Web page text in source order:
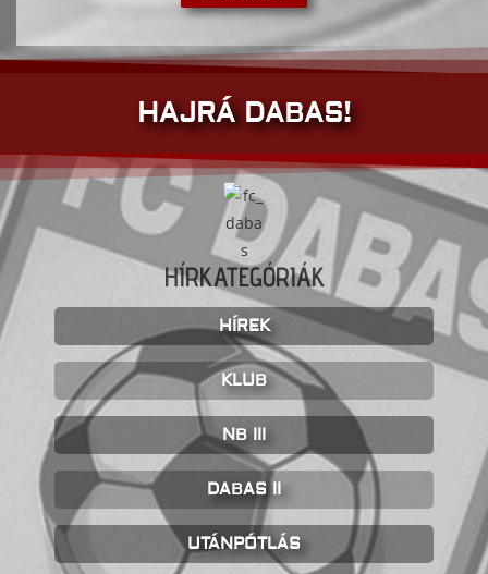
HAJRÁ DABAS!
HÍRKATEGÓRIÁK
HÍREK
KLUB
NB III
DABAS II
UTÁNPÓTLÁS